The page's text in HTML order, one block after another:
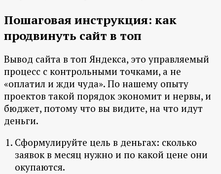
Пошаговая инструкция: как
продвинуть сайт в топ
Вывод сайта в топ Яндекса, это управляемый
процесс с контрольными точками, а не
«оплатил и жди чуда». По нашему опыту
проектов такой порядок экономит и нервы, и
бюджет, потому что вы видите, на что идут
деньги.
Сформулируйте цель в деньгах: сколько
заявок в месяц нужно и по какой цене они
окупаются.